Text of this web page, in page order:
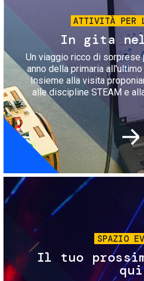
ATTIVITÀ PER
In gita
Un viaggio ricco di
anno della primaria
Insieme alla visita
alle discipline STEAM e
SPAZIO
Il tuo
qui